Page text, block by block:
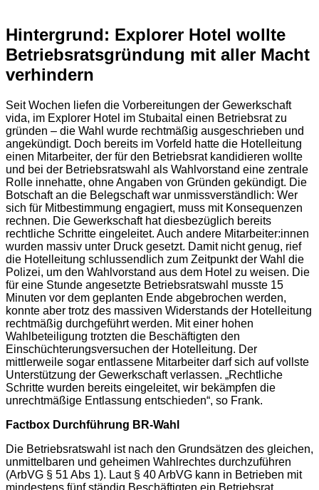
Hintergrund: Explorer Hotel wollte
Betriebsratsgründung mit aller Macht
verhindern
Seit Wochen liefen die Vorbereitungen der Gewerkschaft
vida, im Explorer Hotel im Stubaital einen Betriebsrat zu
gründen – die Wahl wurde rechtmäßig ausgeschrieben und
angekündigt. Doch bereits im Vorfeld hatte die Hotelleitung
einen Mitarbeiter, der für den Betriebsrat kandidieren wollte
und bei der Betriebsratswahl als Wahlvorstand eine zentrale
Rolle innehatte, ohne Angaben von Gründen gekündigt. Die
Botschaft an die Belegschaft war unmissverständlich: Wer
sich für Mitbestimmung engagiert, muss mit Konsequenzen
rechnen. Die Gewerkschaft hat diesbezüglich bereits
rechtliche Schritte eingeleitet. Auch andere Mitarbeiter:innen
wurden massiv unter Druck gesetzt. Damit nicht genug, rief
die Hotelleitung schlussendlich zum Zeitpunkt der Wahl die
Polizei, um den Wahlvorstand aus dem Hotel zu weisen. Die
für eine Stunde angesetzte Betriebsratswahl musste 15
Minuten vor dem geplanten Ende abgebrochen werden,
konnte aber trotz des massiven Widerstands der Hotelleitung
rechtmäßig durchgeführt werden. Mit einer hohen
Wahlbeteiligung trotzten die Beschäftigten den
Einschüchterungsversuchen der Hotelleitung. Der
mittlerweile sogar entlassene Mitarbeiter darf sich auf vollste
Unterstützung der Gewerkschaft verlassen. „Rechtliche
Schritte wurden bereits eingeleitet, wir bekämpfen die
unrechtmäßige Entlassung entschieden“, so Frank.
Factbox Durchführung BR-Wahl
Die Betriebsratswahl ist nach den Grundsätzen des gleichen,
unmittelbaren und geheimen Wahlrechtes durchzuführen
(ArbVG § 51 Abs 1). Laut § 40 ArbVG kann in Betrieben mit